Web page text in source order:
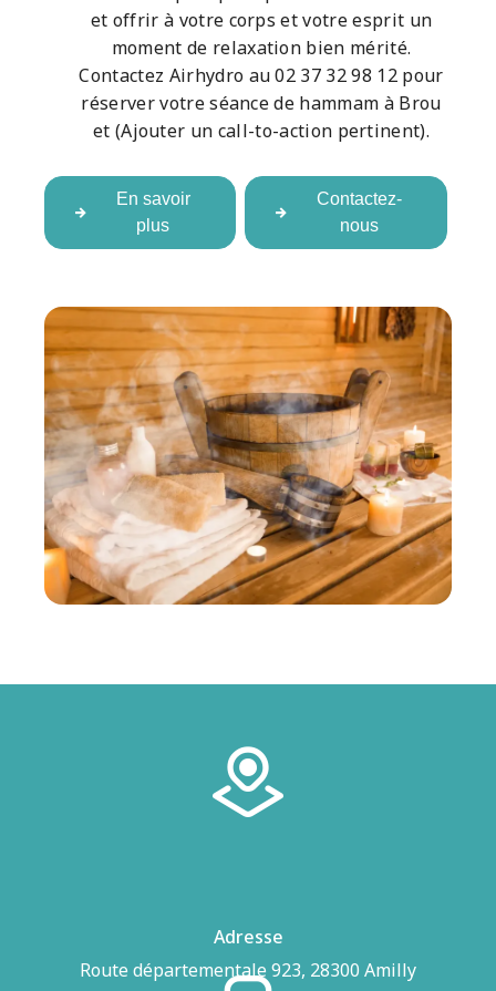
et offrir à votre corps et votre esprit un
moment de relaxation bien mérité.
Contactez Airhydro au 02 37 32 98 12 pour
réserver votre séance de hammam à Brou
et (Ajouter un call-to-action pertinent).
En savoir
plus
Contactez-
nous
Adresse
Route départementale 923, 28300 Amilly